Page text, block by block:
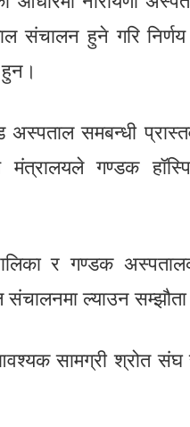
संचालन हुने गरि निर्णय
अस्पताल समबन्धी
मंत्रालयले गण्डक
र गण्डक
ल्याउन
सामग्री श्रोत